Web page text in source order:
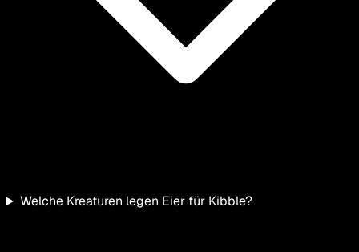
Welche Kreaturen legen Eier für Kibble?